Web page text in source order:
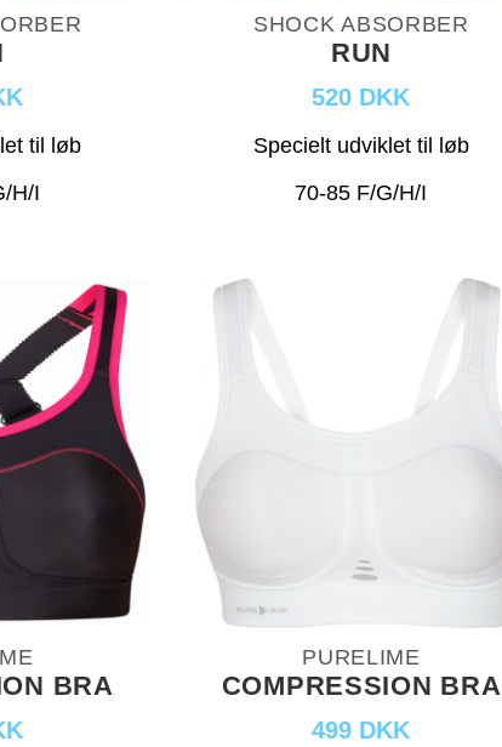
til løb
H/I
SHOCK ABSORBER
RUN
520 DKK
Specielt udviklet til løb
70-85 F/G/H/I
BRA
PURELIME
COMPRESSION BRA
499 DKK